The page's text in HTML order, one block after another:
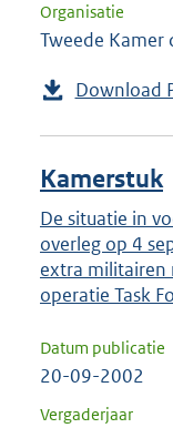
Organisatie
Tweede Kamer
Download
Kamerstuk
De situatie in
overleg op 4
extra militairen
operatie Task
Datum publicatie
20-09-2002
Vergaderjaar